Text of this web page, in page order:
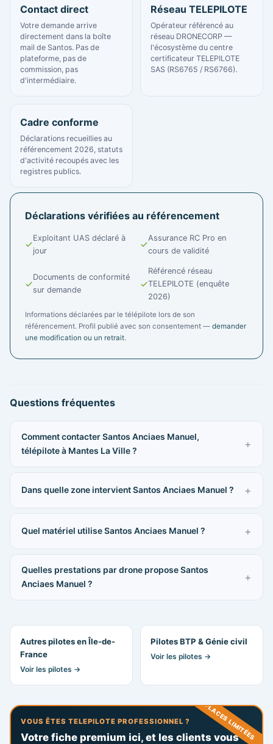
Contact direct
Votre demande arrive
directement dans la boîte
mail de Santos. Pas de
plateforme, pas de
commission, pas
d'intermédiaire.
Réseau TELEPILOTE
Opérateur référencé au
réseau DRONECORP —
l'écosystème du centre
certificateur TELEPILOTE
SAS (RS6765 / RS6766).
Cadre conforme
Déclarations recueillies au
référencement 2026, statuts
d'activité recoupés avec les
registres publics.
Déclarations vérifiées au référencement
Exploitant UAS déclaré à
jour
Assurance RC Pro en
cours de validité
Documents de conformité
sur demande
Référencé réseau
TELEPILOTE (enquête
2026)
Informations déclarées par le télépilote lors de son
référencement. Profil publié avec son consentement — demander
une modification ou un retrait.
Questions fréquentes
Comment contacter Santos Anciaes Manuel,
télépilote à Mantes La Ville ?
Dans quelle zone intervient Santos Anciaes Manuel ?
Quel matériel utilise Santos Anciaes Manuel ?
Quelles prestations par drone propose Santos
Anciaes Manuel ?
Autres pilotes en Île-de-
France
Voir les pilotes →
Pilotes BTP & Génie civil
Voir les pilotes →
PLACES LIMITÉES
VOUS ÊTES TELEPILOTE PROFESSIONNEL ?
Votre fiche premium ici, et les clients vous